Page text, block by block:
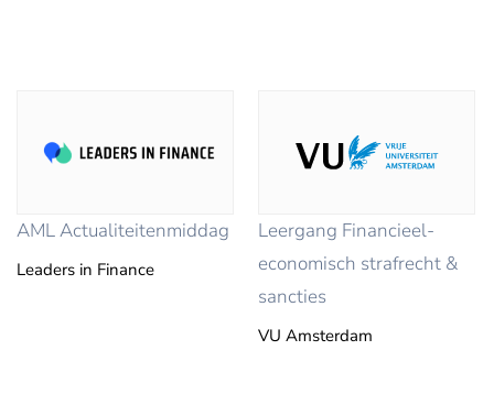
AML Actualiteitenmiddag
Leaders in Finance
Leergang Financieel-
economisch strafrecht &
sancties
VU Amsterdam